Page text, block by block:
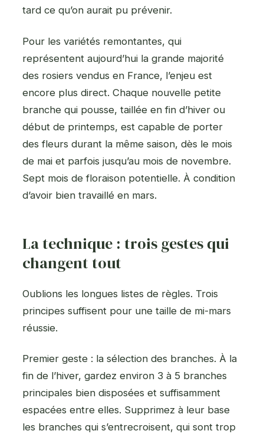
tard ce qu’on aurait pu prévenir.
Pour les variétés remontantes, qui
représentent aujourd’hui la grande majorité
des rosiers vendus en France, l’enjeu est
encore plus direct. Chaque nouvelle petite
branche qui pousse, taillée en fin d’hiver ou
début de printemps, est capable de porter
des fleurs durant la même saison, dès le mois
de mai et parfois jusqu’au mois de novembre.
Sept mois de floraison potentielle. À condition
d’avoir bien travaillé en mars.
La technique : trois gestes qui
changent tout
Oublions les longues listes de règles. Trois
principes suffisent pour une taille de mi-mars
réussie.
Premier geste : la sélection des branches. À la
fin de l’hiver, gardez environ 3 à 5 branches
principales bien disposées et suffisamment
espacées entre elles. Supprimez à leur base
les branches qui s’entrecroisent, qui sont trop